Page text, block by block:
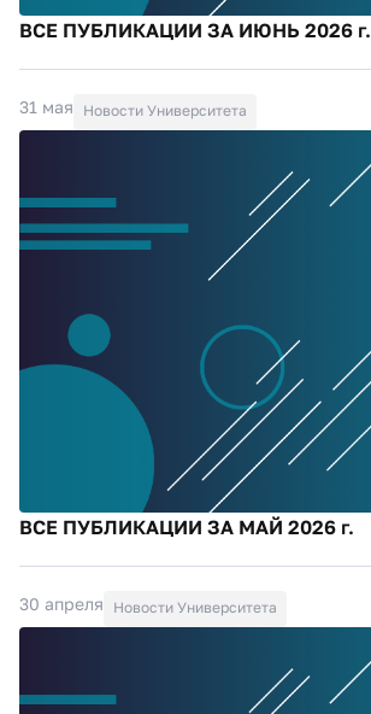
ВСЕ ПУБЛИКАЦИИ ЗА ИЮНЬ 2026 г.
31 мая Новости Университета
ВСЕ ПУБЛИКАЦИИ ЗА МАЙ 2026 г.
30 апреля Новости Университета